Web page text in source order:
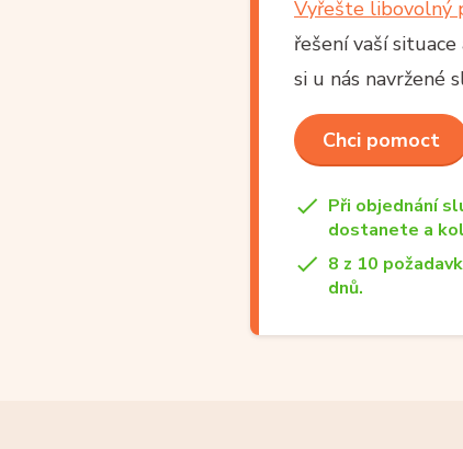
Vyřešte libovolný
řešení vaší
si u nás navržené
Chci pomoct
Při objednání
dostanete a
8 z 10
dnů.